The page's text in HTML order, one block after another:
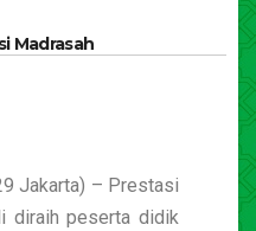
Madrasah
Jakarta) – Prestasi
diraih peserta didik